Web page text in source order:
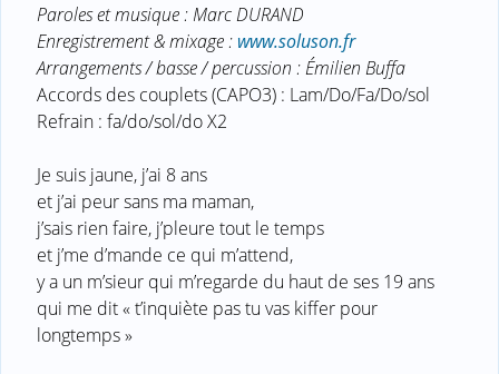
Paroles et musique : Marc DURAND
Enregistrement & mixage : www.soluson.fr
Arrangements / basse / percussion : Émilien Buffa
Accords des couplets (CAPO3) : Lam/Do/Fa/Do/sol
Refrain : fa/do/sol/do X2
Je suis jaune, j’ai 8 ans
et j’ai peur sans ma maman,
j’sais rien faire, j’pleure tout le temps
et j’me d’mande ce qui m’attend,
y a un m’sieur qui m’regarde du haut de ses 19 ans
qui me dit « t’inquiète pas tu vas kiffer pour
longtemps »